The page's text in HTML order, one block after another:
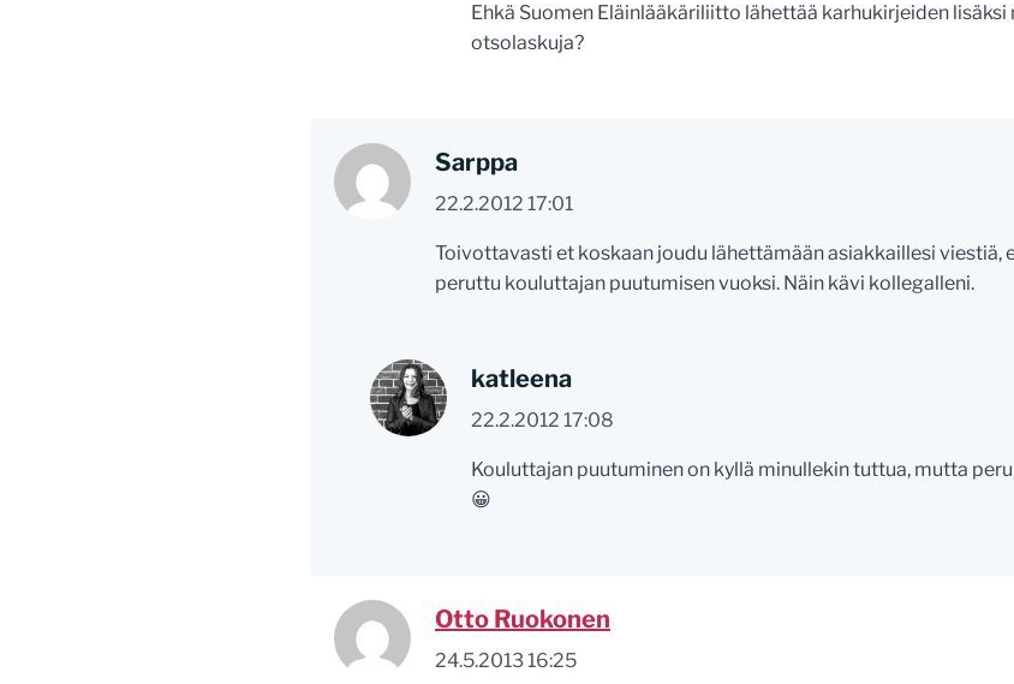
Ehkä Suomen Eläinlääkäriliitto lähettää karhukirjeiden lisäksi
otsolaskuja?
Sarppa
22.2.2012 17:01
Toivottavasti et koskaan joudu lähettämään asiakkaillesi viestiä,
peruttu kouluttajan puutumisen vuoksi. Näin kävi kollegalleni.
katleena
22.2.2012 17:08
Kouluttajan puutuminen on kyllä minullekin tuttua, mutta
😀
Otto Ruokonen
24.5.2013 16:25